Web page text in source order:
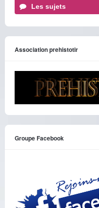
Les sujets
Association prehistotir
Groupe Facebook